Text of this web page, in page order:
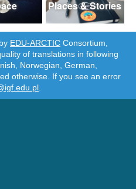
Places & Stories
EDU-ARCTIC Consortium,
of translations in following
Norwegian, German,
otherwise. If you see an error